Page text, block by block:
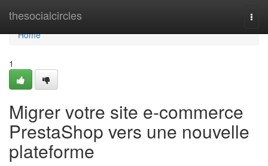
thesocialcircles
Home
Home
1
Migrer votre site e-commerce
PrestaShop vers une nouvelle
plateforme